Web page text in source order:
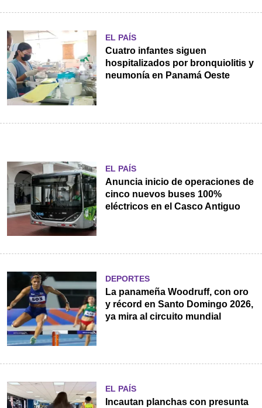
EL PAÍS
Cuatro infantes siguen
hospitalizados por bronquiolitis y
neumonía en Panamá Oeste
EL PAÍS
Anuncia inicio de operaciones de
cinco nuevos buses 100%
eléctricos en el Casco Antiguo
DEPORTES
La panameña Woodruff, con oro
y récord en Santo Domingo 2026,
ya mira al circuito mundial
EL PAÍS
Incautan planchas con presunta